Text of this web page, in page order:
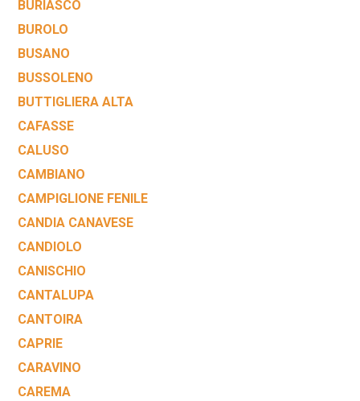
BURIASCO
BUROLO
BUSANO
BUSSOLENO
BUTTIGLIERA ALTA
CAFASSE
CALUSO
CAMBIANO
CAMPIGLIONE FENILE
CANDIA CANAVESE
CANDIOLO
CANISCHIO
CANTALUPA
CANTOIRA
CAPRIE
CARAVINO
CAREMA